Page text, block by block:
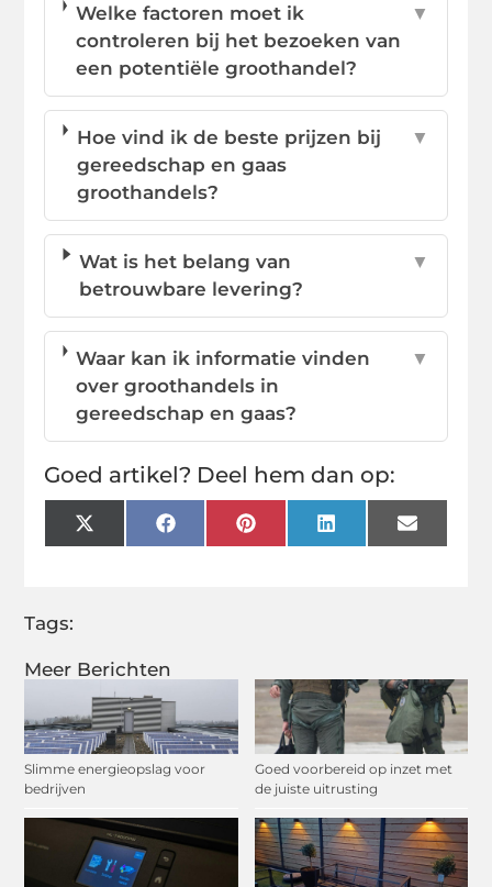
Meer Berichten
Slimme energieopslag voor
bedrijven
Goed voorbereid op inzet met
de juiste uitrusting
Welke factoren moet ik
controleren bij het bezoeken van
een potentiële groothandel?
▼
Hoe vind ik de beste prijzen bij
gereedschap en gaas
groothandels?
▼
Wat is het belang van
betrouwbare levering?
▼
Waar kan ik informatie vinden
over groothandels in
gereedschap en gaas?
▼
Goed artikel? Deel hem dan op:
X
(Twitter)
FacebookPinterestLinkedInEmail
Tags: